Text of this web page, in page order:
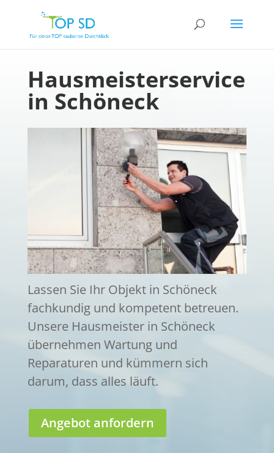
Hausmeisterservice
in Schöneck
Lassen Sie Ihr Objekt in Schöneck
fachkundig und kompetent betreuen.
Unsere Hausmeister in Schöneck
übernehmen Wartung und
Reparaturen und kümmern sich
darum, dass alles läuft.
Angebot anfordern